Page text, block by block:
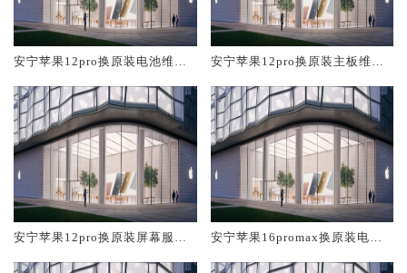
安宁苹果12pro换原装电池维修
安宁苹果12pro换原装主板维修
安宁苹果12pro换原装屏幕服务
安宁苹果16promax换原装电池